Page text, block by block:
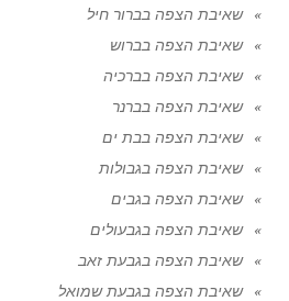
שאיבת הצפה בברור חיל
שאיבת הצפה בברוש
שאיבת הצפה בברכיה
שאיבת הצפה בברנר
שאיבת הצפה בבת ים
שאיבת הצפה בגבולות
שאיבת הצפה בגבים
שאיבת הצפה בגבעולים
שאיבת הצפה בגבעת זאב
שאיבת הצפה בגבעת שמואל